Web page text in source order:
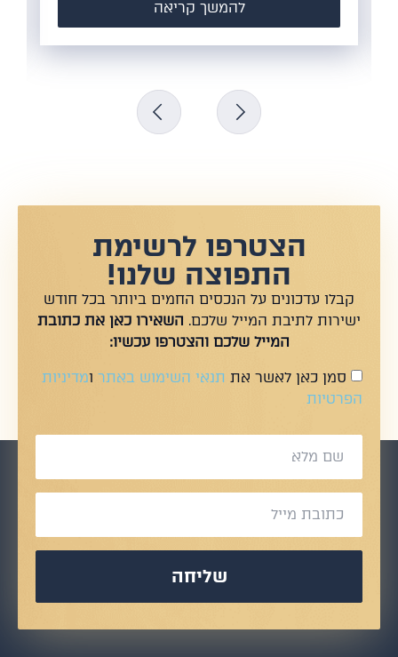
להמשך קריאה
הצטרפו לרשימת
התפוצה שלנו!
קבלו עדכונים על הנכסים החמים ביותר בכל חודש
ישירות לתיבת המייל שלכם. השאירו כאן את כתובת
המייל שלכם והצטרפו עכשיו:
סמן כאן לאשר את תנאי השימוש באתר ומדיניות
הפרטיות
שליחה